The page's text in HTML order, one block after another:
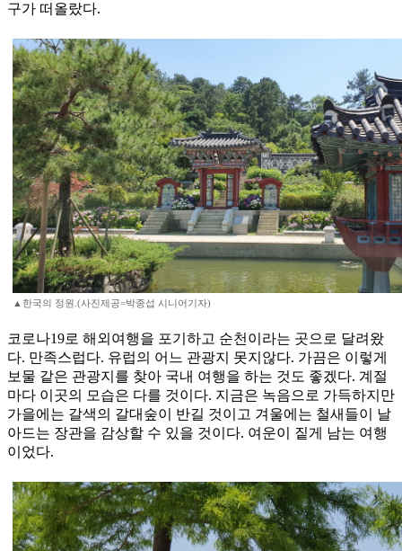
구가 떠올랐다.
▲한국의 정원.(사진제공=박종섭 시니어기자)
코로나19로 해외여행을 포기하고 순천이라는 곳으로 달려왔
다. 만족스럽다. 유럽의 어느 관광지 못지않다. 가끔은 이렇게
보물 같은 관광지를 찾아 국내 여행을 하는 것도 좋겠다. 계절
마다 이곳의 모습은 다를 것이다. 지금은 녹음으로 가득하지만
가을에는 갈색의 갈대숲이 반길 것이고 겨울에는 철새들이 날
아드는 장관을 감상할 수 있을 것이다. 여운이 짙게 남는 여행
이었다.